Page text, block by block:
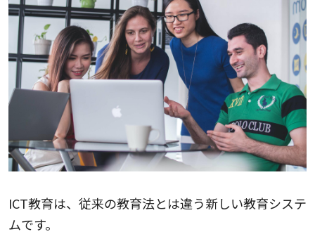
ICT教育は、従来の教育法とは違う新しい教育システ
ムです。